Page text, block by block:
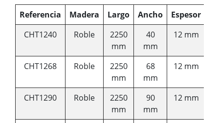
Referencia Madera Largo Ancho
Espesor
CHT1240
Roble
2250
mm
40
mm
12 mm
CHT1268 Roble
2250
mm
68
mm
12 mm
CHT1290 Roble
2250
mm
90
mm
12 mm